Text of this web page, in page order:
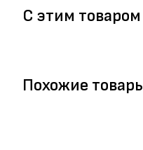
С этим
Похожие